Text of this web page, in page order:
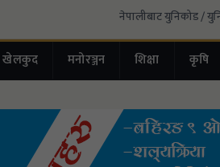
नेपालीबाट युनिकोड /
खेलकुद मनोरञ्जन शिक्षा कृषि